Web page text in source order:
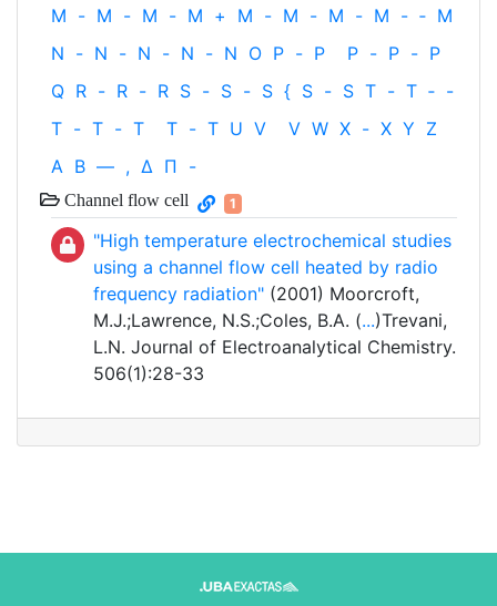
M - M - M - M + M - M - M - M - ‐ M
N - N - N - N - N O P - P P - P - P
Q R - R - R S - S - S { S - S T - T ‐ -
T - T - T T - T U V V W X - X Y Z
Α Β — , Δ Π -
Channel flow cell 1
"High temperature electrochemical studies
using a channel flow cell heated by radio
frequency radiation" (2001) Moorcroft,
M.J.;Lawrence, N.S.;Coles, B.A. (...)Trevani,
L.N. Journal of Electroanalytical Chemistry.
506(1):28-33